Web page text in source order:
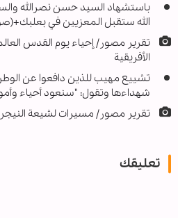
باستشهاد السيد حسن نصرالله
الله ستقبل المعزيين في
تقرير مصور/ إحياء يوم القدس
الأفريقية
تشييع مهيب للذين دافعوا عن
شهداءها وتقول: "سنعود أحياء
تقرير مصور/ مسيرات لشيعة
تعليقك